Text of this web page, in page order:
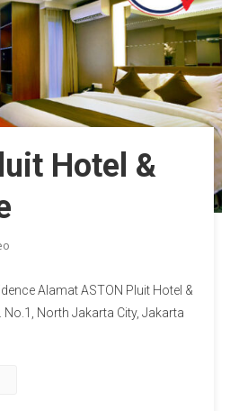
Hotel &
Alamat ASTON Pluit Hotel &
No.1, North Jakarta City, Jakarta